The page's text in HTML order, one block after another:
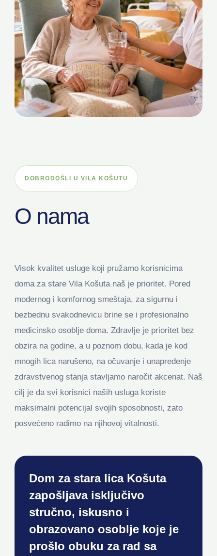
DOBRODOŠLI U VILA KOŠUTU
O nama
Visok kvalitet usluge koji pružamo korisnicima
doma za stare Vila Košuta naš je prioritet. Pored
modernog i komfornog smeštaja, za sigurnu i
bezbednu svakodnevicu brine se i profesionalno
medicinsko osoblje doma. Zdravlje je prioritet bez
obzira na godine, a u poznom dobu, kada je kod
mnogih lica narušeno, na očuvanje i unapređenje
zdravstvenog stanja stavljamo naročit akcenat. Naš
cilj je da svi korisnici naših usluga koriste
maksimalni potencijal svojih sposobnosti, zato
posvećeno radimo na njihovoj vitalnosti.
Dom za stara lica Košuta
zapošljava isključivo
stručno, iskusno i
obrazovano osoblje koje je
prošlo obuku za rad sa